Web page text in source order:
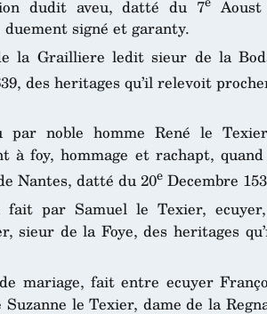
dudit aveu, datté du 7 Aoust
signé et garanty.
la Grailliere ledit sieur de la
des heritages qu’il relevoit
par noble homme René le
à foy, hommage et rachapt,
Nantes, datté du 20e Decembre
fait par Samuel le Texier,
sieur de la Foye, des heritages
mariage, fait entre ecuyer
le Texier, dame de la